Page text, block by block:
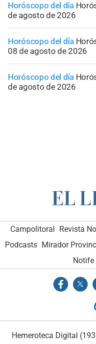
Horóscopo del día
de agosto de 2026
Horóscopo del día
08 de agosto de 2026
Horóscopo del día
de agosto de 2026
Campolitoral Revista
Podcasts Mirador
Notife
Hemeroteca Digital